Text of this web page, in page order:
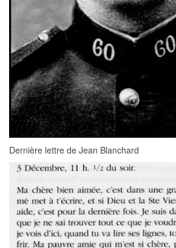
Dernière lettre de Jean Blanchard